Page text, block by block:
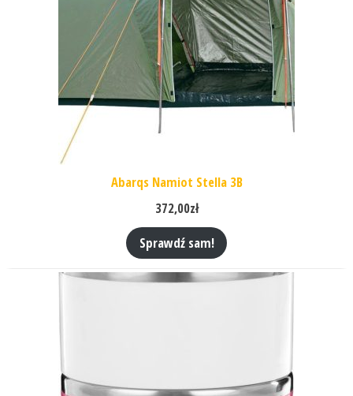
Abarqs Namiot Stella 3B
372,00zł
Sprawdź sam!